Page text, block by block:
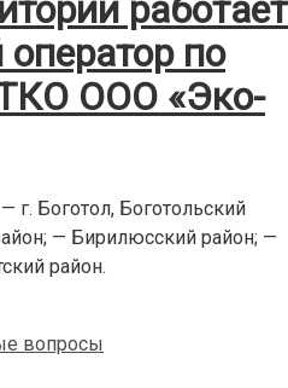
работает
по
ООО «Эко-
г. Боготол, Боготольский
— Бирилюсский район; —
район.
вопросы